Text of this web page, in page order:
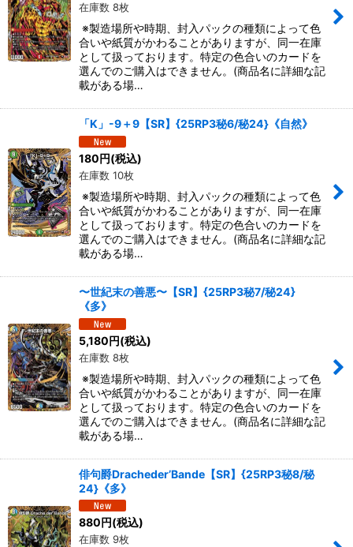
在庫数 8枚
※製造場所や時期、封入パックの種類によって色
合いや紙質がかわることがありますが、同一在庫
として扱っております。特定の色合いのカードを
選んでのご購入はできません。(商品名に詳細な記
載がある場…
「K」-9＋9【SR】{25RP3秘6/秘24}《自然》
180円(税込)
在庫数 10枚
※製造場所や時期、封入パックの種類によって色
合いや紙質がかわることがありますが、同一在庫
として扱っております。特定の色合いのカードを
選んでのご購入はできません。(商品名に詳細な記
載がある場…
〜世紀末の善悪〜【SR】{25RP3秘7/秘24}
《多》
5,180円(税込)
在庫数 8枚
※製造場所や時期、封入パックの種類によって色
合いや紙質がかわることがありますが、同一在庫
として扱っております。特定の色合いのカードを
選んでのご購入はできません。(商品名に詳細な記
載がある場…
俳句爵Dracheder’Bande【SR】{25RP3秘8/秘
24}《多》
880円(税込)
在庫数 9枚